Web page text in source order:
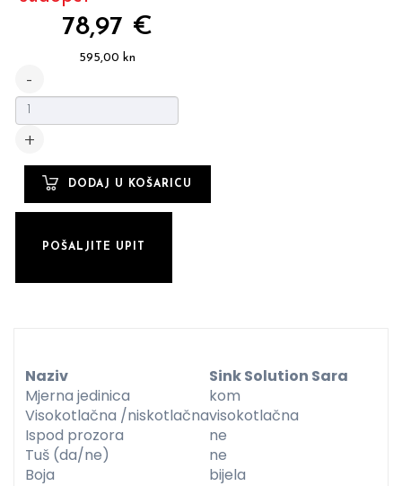
78,97 €
595,00 kn
POŠALJITE UPIT
Naziv
Sink Solution Sara
Mjerna jedinica
kom
Visokotlačna /niskotlačnavisokotlačna
Ispod prozora
ne
Tuš (da/ne)
ne
Boja
bijela